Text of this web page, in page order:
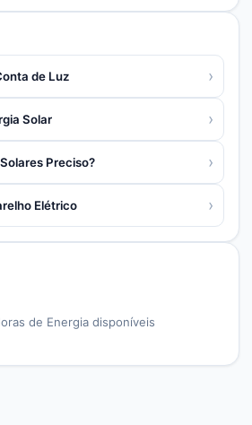
de Luz ›
Solar ›
Preciso? ›
Elétrico ›
de Energia disponíveis